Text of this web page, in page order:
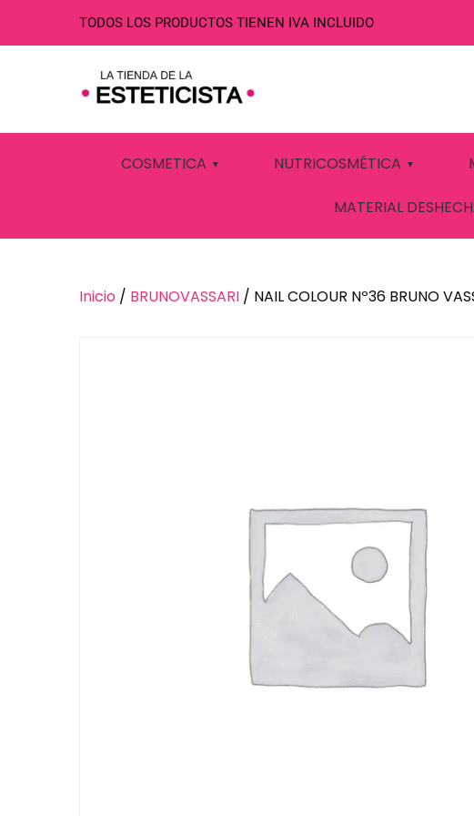
TODOS LOS PRODUCTOS TIENEN IVA INCLUIDO
COSMETICA NUTRICOSMÉTICA
MATERIAL
NAIL COLOUR
Inicio / BRUNOVASSARI / NAIL COLOUR Nº36 BRUNO